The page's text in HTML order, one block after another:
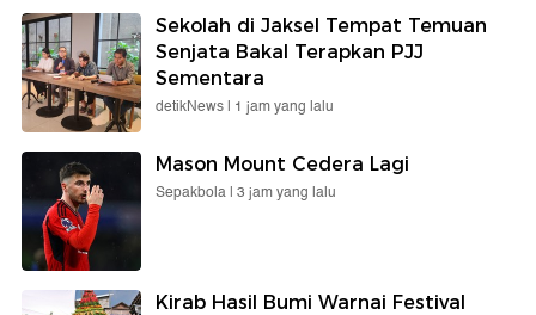
Sekolah di Jaksel Tempat Temuan
Senjata Bakal Terapkan PJJ
Sementara
detikNews | 1 jam yang lalu
Mason Mount Cedera Lagi
Sepakbola | 3 jam yang lalu
Kirab Hasil Bumi Warnai Festival